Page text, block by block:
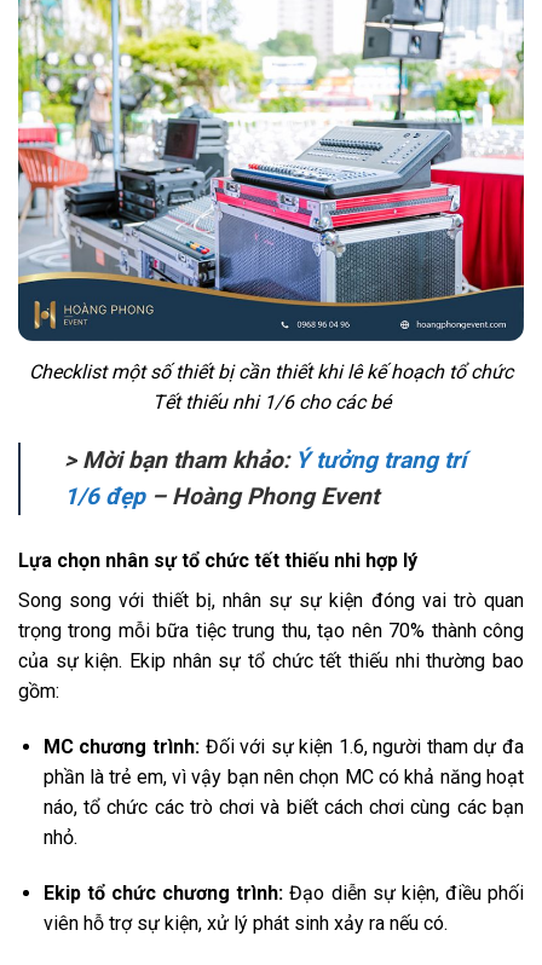
Checklist một số thiết bị cần thiết khi lê kế hoạch tổ chức
Tết thiếu nhi 1/6 cho các bé
> Mời bạn tham khảo: Ý tưởng trang trí
1/6 đẹp– Hoàng Phong Event
Lựa chọn nhân sự tổ chức tết thiếu nhi hợp lý
Song song với thiết bị, nhân sự sự kiện đóng vai trò quan
trọng trong mỗi bữa tiệc trung thu, tạo nên 70% thành công
của sự kiện. Ekip nhân sự tổ chức tết thiếu nhi thường bao
gồm:
MC chương trình:Đối với sự kiện 1.6, người tham dự đa
phần là trẻ em, vì vậy bạn nên chọn MC có khả năng hoạt
náo, tổ chức các trò chơi và biết cách chơi cùng các bạn
nhỏ.
Ekip tổ chức chương trình: Đạo diễn sự kiện, điều phối
viên hỗ trợ sự kiện, xử lý phát sinh xảy ra nếu có.